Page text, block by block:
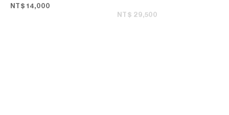
NT$ 14,000
NT$ 29,500